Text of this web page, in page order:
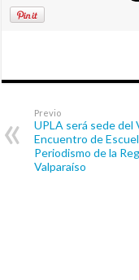
Previo
UPLA será sede del
Encuentro de
Periodismo de la
Valparaíso